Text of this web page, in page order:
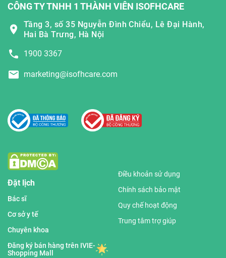
CÔNG TY TNHH 1 THÀNH VIÊN ISOFHCARE
Tầng 3, số 35 Nguyễn Đình Chiểu, Lê Đại Hành,
Hai Bà Trưng, Hà Nội
1900 3367
marketing@isofhcare.com
Đặt lịch
Bác sĩ
Cơ sở y tế
Chuyên khoa
Đăng ký bán hàng trên IVIE-
Shopping Mall
Điều khoản sử dụng
Chính sách bảo mật
Quy chế hoạt động
Trung tâm trợ giúp